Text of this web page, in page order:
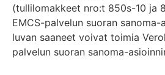
(tullilomakkeet nro:t 850s-10 ja
EMCS-palvelun suoran sanoma-
luvan saaneet voivat toimia
palvelun suoran sanoma-